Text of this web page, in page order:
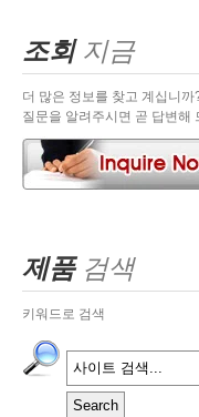
조회지금
더 많은 정보를 찾고 계십니
질문을 알려주시면 곧 답변해
제품검색
키워드로 검색